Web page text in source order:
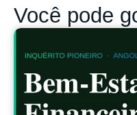
Você pode